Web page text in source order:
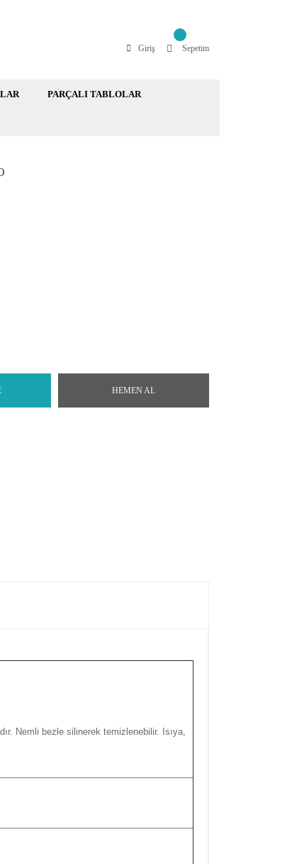
Giriş Sepetim
PARÇALI TABLOLAR
HEMEN AL
Nemli bezle silinerek temizlenebilir. Isıya,